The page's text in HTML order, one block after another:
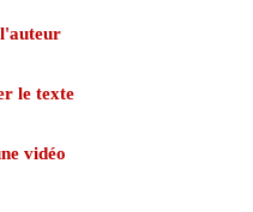
le texte
vidéo